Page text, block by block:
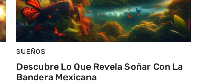
SUEÑOS
Descubre Lo Que Revela Soñar Con La
Bandera Mexicana